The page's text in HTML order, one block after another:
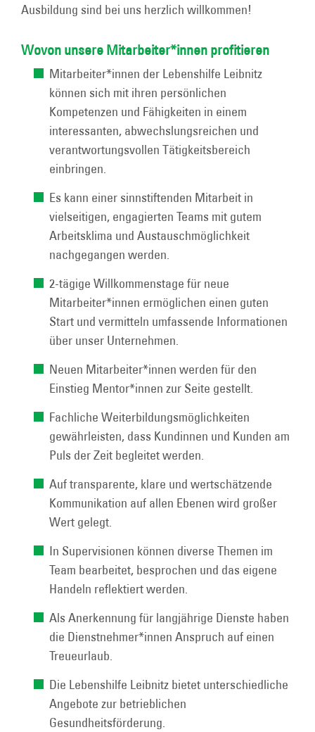
Ausbildung sind bei uns herzlich willkommen!
Wovon unsere Mitarbeiter*innen profitieren
Mitarbeiter*innen der Lebenshilfe Leibnitz
können sich mit ihren persönlichen
Kompetenzen und Fähigkeiten in einem
interessanten, abwechslungsreichen und
verantwortungsvollen Tätigkeitsbereich
einbringen.
Es kann einer sinnstiftenden Mitarbeit in
vielseitigen, engagierten Teams mit gutem
Arbeitsklima und Austauschmöglichkeit
nachgegangen werden.
2-tägige Willkommenstage für neue
Mitarbeiter*innen ermöglichen einen guten
Start und vermitteln umfassende Informationen
über unser Unternehmen.
Neuen Mitarbeiter*innen werden für den
Einstieg Mentor*innen zur Seite gestellt.
Fachliche Weiterbildungsmöglichkeiten
gewährleisten, dass Kundinnen und Kunden am
Puls der Zeit begleitet werden.
Auf transparente, klare und wertschätzende
Kommunikation auf allen Ebenen wird großer
Wert gelegt.
In Supervisionen können diverse Themen im
Team bearbeitet, besprochen und das eigene
Handeln reflektiert werden.
Als Anerkennung für langjährige Dienste haben
die Dienstnehmer*innen Anspruch auf einen
Treueurlaub.
Die Lebenshilfe Leibnitz bietet unterschiedliche
Angebote zur betrieblichen
Gesundheitsförderung.